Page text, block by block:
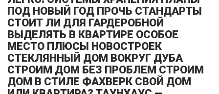
ПОД НОВЫЙ ГОД ПРОЧЬ СТАНДАРТЫ
СТОИТ ЛИ ДЛЯ ГАРДЕРОБНОЙ
ВЫДЕЛЯТЬ В КВАРТИРЕ ОСОБОЕ
МЕСТО ПЛЮСЫ НОВОСТРОЕК
СТЕКЛЯННЫЙ ДОМ ВОКРУГ ДУБА
СТРОИМ ДОМ БЕЗ ПРОБЛЕМ СТРОИМ
ДОМ В СТИЛЕ ФАХВЕРК СВОЙ ДОМ